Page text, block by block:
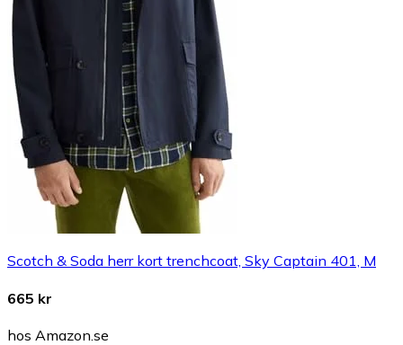
Scotch & Soda herr kort trenchcoat, Sky Captain 401, M
665 kr
hos Amazon.se